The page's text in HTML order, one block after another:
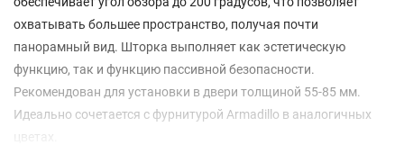
охватывать большее пространство, получая почти
панорамный вид. Шторка выполняет как эстетическую
функцию, так и функцию пассивной безопасности.
Рекомендован для установки в двери толщиной 55-85 мм.
Идеально сочетается с фурнитурой Armadillo в аналогичных
цветах.